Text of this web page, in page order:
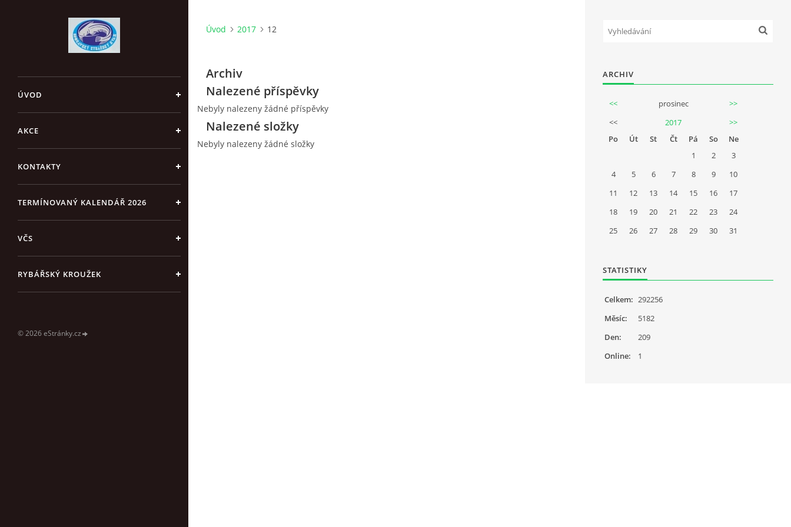
ÚVOD
AKCE
KONTAKTY
TERMÍNOVANÝ KALENDÁŘ 2026
VČS
RYBÁŘSKÝ KROUŽEK
© 2026 eStránky.cz
Úvod 2017 12
Archiv
Nalezené příspěvky
Nebyly nalezeny žádné příspěvky
Nalezené složky
Nebyly nalezeny žádné složky
ARCHIV
<< prosinec
>>
<<
2017
>>
Po
Út St Čt Pá So
Ne
1
2
3
4
5 6 7 8 9
10
11
12 13 14 15 16
17
18
19 20 21 22 23
24
25
26 27 28 29 30 31
STATISTIKY
Online: 1
Celkem: 292256
Měsíc:
5182
Den:
209